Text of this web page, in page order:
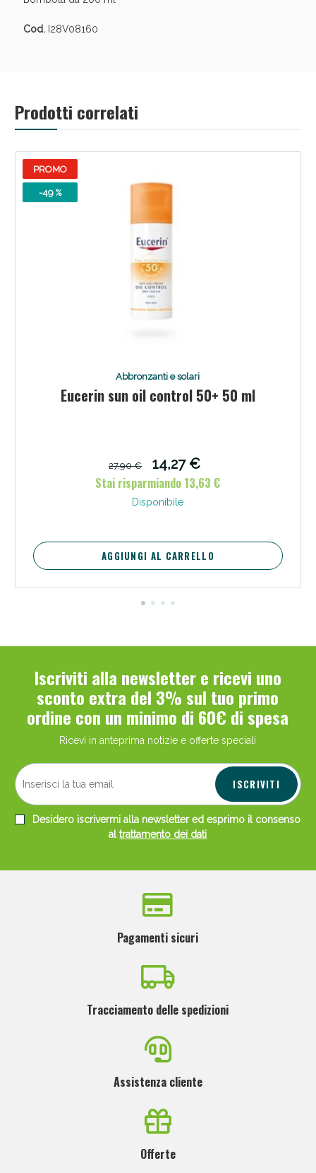
Cod.I28V08160
Prodotti correlati
PROMO
-49 %
Abbronzanti e solari
Eucerin sun oil control 50+ 50 ml
27,90 €
14,27 €
Stai risparmiando 13,63 €
Disponibile
AGGIUNGI AL CARRELLO
Iscriviti alla newsletter e ricevi uno
sconto extra del 3% sul tuo primo
ordine con un minimo di 60€ di spesa
Ricevi in anteprima notizie e offerte speciali
ISCRIVITI
Desidero iscrivermi alla newsletter ed esprimo il consenso
altrattamento dei dati
Pagamenti sicuri
Tracciamento delle spedizioni
Assistenza cliente
Offerte